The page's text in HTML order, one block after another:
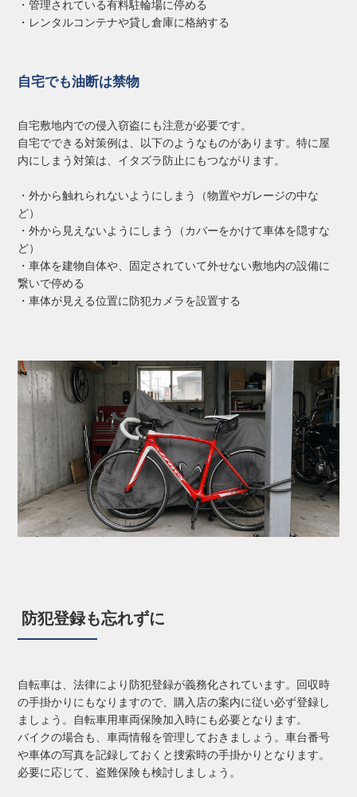
・管理されている有料駐輪場に停める
・レンタルコンテナや貸し倉庫に格納する
自宅でも油断は禁物
自宅敷地内での侵入窃盗にも注意が必要です。
自宅でできる対策例は、以下のようなものがあります。特に屋
内にしまう対策は、イタズラ防止にもつながります。
・外から触れられないようにしまう（物置やガレージの中な
ど）
・外から見えないようにしまう（カバーをかけて車体を隠すな
ど）
・車体を建物自体や、固定されていて外せない敷地内の設備に
繋いで停める
・車体が見える位置に防犯カメラを設置する
防犯登録も忘れずに
自転車は、法律により防犯登録が義務化されています。回収時
の手掛かりにもなりますので、購入店の案内に従い必ず登録し
ましょう。自転車用車両保険加入時にも必要となります。
バイクの場合も、車両情報を管理しておきましょう。車台番号
や車体の写真を記録しておくと捜索時の手掛かりとなります。
必要に応じて、盗難保険も検討しましょう。